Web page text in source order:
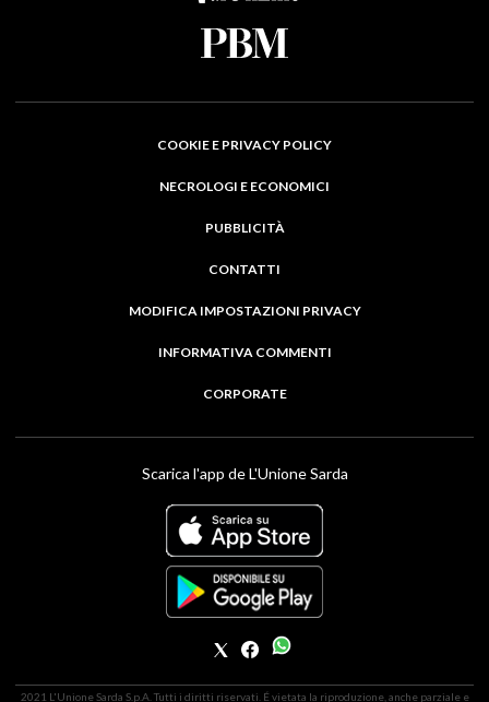
COOKIE E PRIVACY POLICY
NECROLOGI E ECONOMICI
PUBBLICITÀ
CONTATTI
MODIFICA IMPOSTAZIONI PRIVACY
INFORMATIVA COMMENTI
CORPORATE
Scarica l'app de L'Unione Sarda
2021 L'Unione Sarda S.p.A. Tutti i diritti riservati. É vietata la riproduzione, anche parziale e